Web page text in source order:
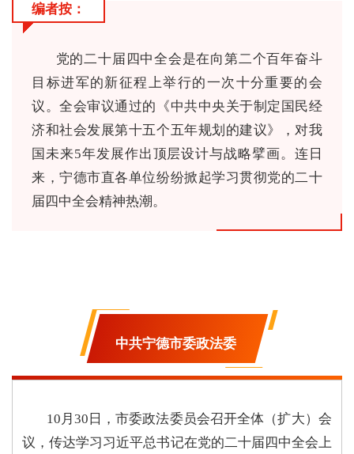
编者按：
党的二十届四中全会是在向第二个百年奋斗
目标进军的新征程上举行的一次十分重要的会
议。全会审议通过的《中共中央关于制定国民经
济和社会发展第十五个五年规划的建议》，对我
国未来5年发展作出顶层设计与战略擘画。连日
来，宁德市直各单位纷纷掀起学习贯彻党的二十
届四中全会精神热潮。
中共宁德市委政法委
10月30日，市委政法委员会召开全体（扩大）会
议，传达学习习近平总书记在党的二十届四中全会上